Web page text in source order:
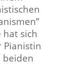
hat sich
Pianistin
beiden